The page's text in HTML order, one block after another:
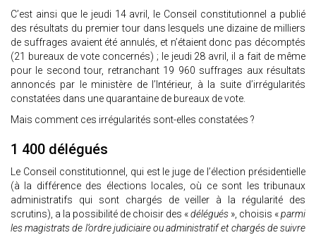
C’est ainsi que le jeudi 14 avril, le Conseil constitutionnel a publié
des résultats du premier tour dans lesquels une dizaine de milliers
de suffrages avaient été annulés, et n’étaient donc pas décomptés
(21 bureaux de vote concernés) ; le jeudi 28 avril, il a fait de même
pour le second tour, retranchant 19 960 suffrages aux résultats
annoncés par le ministère de l’Intérieur, à la suite d’irrégularités
constatées dans une quarantaine de bureaux de vote.
Mais comment ces irrégularités sont-elles constatées ?
1 400 délégués
Le Conseil constitutionnel, qui est le juge de l’élection présidentielle
(à la différence des élections locales, où ce sont les tribunaux
administratifs qui sont chargés de veiller à la régularité des
scrutins), a la possibilité de choisir des «délégués », choisis «parmi
les magistrats de l’ordre judiciaire ou administratif et chargés de suivre